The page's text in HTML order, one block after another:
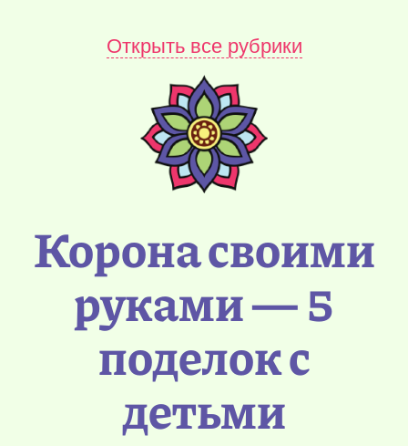
Открыть все рубрики
Корона своими
руками — 5
поделок с
детьми